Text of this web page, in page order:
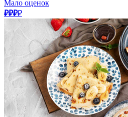
Мало оценок
₽₽₽₽